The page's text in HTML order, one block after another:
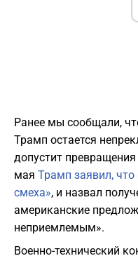
Ранее мы сообщали,
Трамп остается
допустит
мая Трамп заявил, что
смеха», и назвал
американские
неприемлемым».
Военно-технический